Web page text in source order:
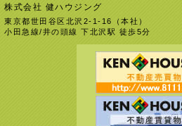
株式会社 健ハウジング
東京都世田谷区北沢2-1-16（本社）
小田急線/井の頭線 下北沢駅 徒歩5分